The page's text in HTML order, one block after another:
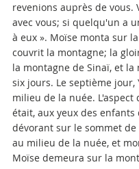
revenions auprès de vous.
avec vous; si quelqu'un a
à eux ». Moïse monta sur
couvrit la montagne; la
la montagne de Sinaï, et
six jours. Le septième jour,
milieu de la nuée. L'aspect
était, aux yeux des
dévorant sur le sommet
au milieu de la nuée, et
Moïse demeura sur la